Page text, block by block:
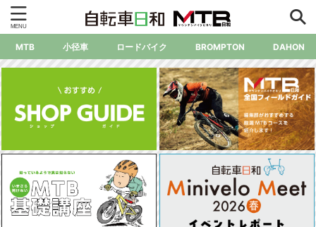
MTB 小径車 ロードバイク BROMPTON DAHON